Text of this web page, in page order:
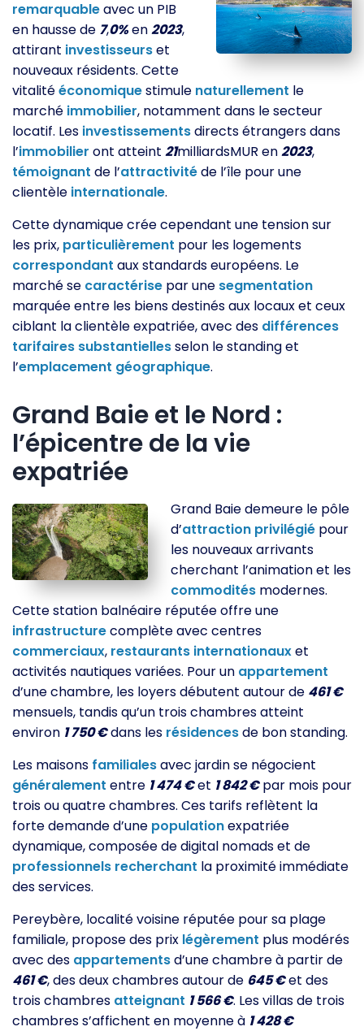
remarquableavec un PIB
en hausse de 7,0%en2023,
attirant investisseurset
nouveaux résidents. Cette
vitalitééconomiquestimule naturellement le
marché immobilier, notamment dans le secteur
locatif. Les investissementsdirects étrangers dans
l’immobilier ont atteint 21milliardsMUR en2023,
témoignant de l’attractivitéde l’île pour une
clientèle internationale.
Cette dynamique crée cependant une tension sur
les prix, particulièrement pour les logements
correspondant aux standards européens. Le
marché se caractérise par une segmentation
marquée entre les biens destinés aux locaux et ceux
ciblant la clientèle expatriée, avec des différences
tarifaires substantiellesselon le standing et
l’emplacement géographique.
Grand Baie et le Nord :
l’épicentre de la vie
expatriée
Grand Baie demeure le pôle
d’attraction privilégié pour
les nouveaux arrivants
cherchant l’animation et les
commodités modernes.
Cette station balnéaire réputée offre une
infrastructurecomplète avec centres
commerciaux, restaurants internationauxet
activités nautiques variées. Pour un appartement
d’une chambre, les loyers débutent autour de 461 €
mensuels, tandis qu’un trois chambres atteint
environ 1 750 €dans les résidencesde bon standing.
Les maisons familialesavec jardin se négocient
généralement entre 1 474 €et 1 842 €par mois pour
trois ou quatre chambres. Ces tarifs reflètent la
forte demande d’une populationexpatriée
dynamique, composée de digital nomads et de
professionnels recherchant la proximité immédiate
des services.
Pereybère, localité voisine réputée pour sa plage
familiale, propose des prix légèrement plus modérés
avec des appartementsd’une chambre à partir de
461 €, des deux chambres autour de 645 €et des
trois chambres atteignant 1 566 €. Les villas de trois
chambres s’affichent en moyenne à 1 428 €